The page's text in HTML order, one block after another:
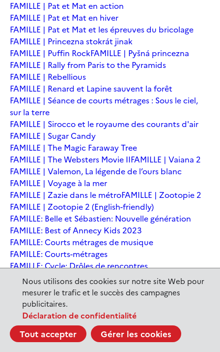
Nous utilisons des cookies sur notre site Web pour
mesurer le trafic et le succès des campagnes
publicitaires.
Déclaration de confidentialité
Tout accepter Gérer les cookies
FAMILLE | Pat et Mat en action
FAMILLE | Pat et Mat en hiver
FAMILLE | Pat et Mat et les épreuves du bricolage
FAMILLE | Princezna stokrát jinak
FAMILLE | Puffin RockFAMILLE | Pyšná princezna
FAMILLE | Rally from Paris to the Pyramids
FAMILLE | Rebellious
FAMILLE | Renard et Lapine sauvent la forêt
FAMILLE | Séance de courts métrages : Sous le ciel,
sur la terre
FAMILLE | Sirocco et le royaume des courants d'air
FAMILLE | Sugar Candy
FAMILLE | The Magic Faraway Tree
FAMILLE | The Websters Movie IIFAMILLE | Vaiana 2
FAMILLE | Valemon, La légende de l’ours blanc
FAMILLE | Voyage à la mer
FAMILLE | Zazie dans le métroFAMILLE | Zootopie 2
FAMILLE | Zootopie 2 (English-friendly)
FAMILLE: Belle et Sébastien: Nouvelle génération
FAMILLE: Best of Annecy Kids 2023
FAMILLE: Courts métrages de musique
FAMILLE: Courts-métrages
FAMILLE: Cycle: Drôles de rencontres
FAMILLE: En sortant de l'école - Andrée Chedid
FAMILLE: Ernest et Célestine: Le voyage en Charabie
FAMILLE: Festival International du court métrage
Clermont-Ferrand
FAMILLE: Kina et Yuk, renards de la banquise
FAMILLE: La Pat' Patrouille : La Super Patrouille, le film